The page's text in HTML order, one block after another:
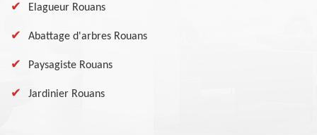
Elagueur Rouans
Abattage d'arbres Rouans
Paysagiste Rouans
Jardinier Rouans